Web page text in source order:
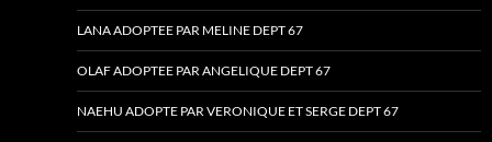
LANA ADOPTEE PAR MELINE DEPT 67
OLAF ADOPTEE PAR ANGELIQUE DEPT 67
NAEHU ADOPTE PAR VERONIQUE ET SERGE DEPT 67